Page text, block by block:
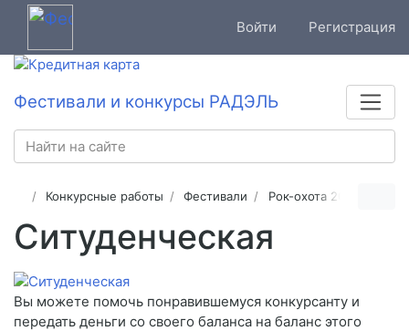
Войти Регистрация
Фестивали и конкурсы РАДЭЛЬ
Конкурсные работы Фестивали Рок-охота 2025
Ситуденческая
Вы можете помочь понравившемуся конкурсанту и
передать деньги со своего баланса на баланс этого